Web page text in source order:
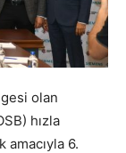
olan
hızla
6.